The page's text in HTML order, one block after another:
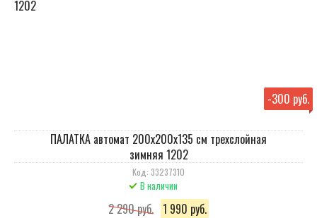
-300 руб.
ПАЛАТКА автомат 200х200х135 см трехслойная
зимняя 1202
Код: 33237310
В наличии
2 290 руб. 1 990 руб.